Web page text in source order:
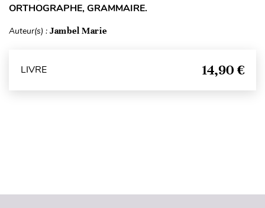
ORTHOGRAPHE, GRAMMAIRE.
Auteur(s) : Jambel Marie
LIVRE 14,90 €